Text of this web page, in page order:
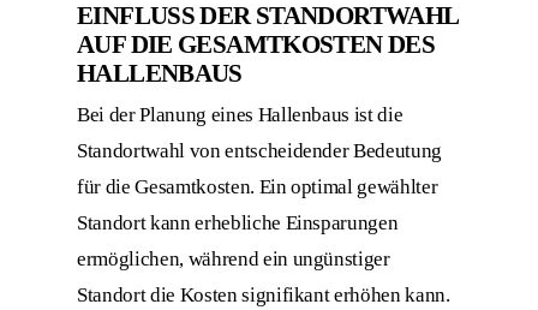
EINFLUSS DER STANDORTWAHL
AUF DIE GESAMTKOSTEN DES
HALLENBAUS
Bei der Planung eines Hallenbaus ist die
Standortwahl von entscheidender Bedeutung
für die Gesamtkosten. Ein optimal gewählter
Standort kann erhebliche Einsparungen
ermöglichen, während ein ungünstiger
Standort die Kosten signifikant erhöhen kann.